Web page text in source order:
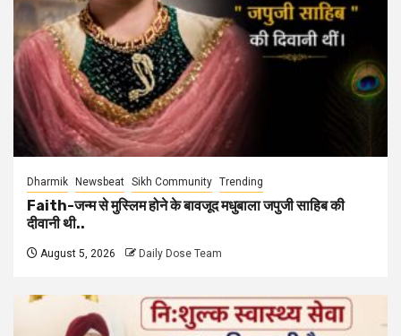
Dharmik Newsbeat Sikh Community Trending
Faith-जन्म से मुस्लिम होने के बावजूद मधुबाला जपुजी साहिब की
दीवानी थी..
August 5, 2026 Daily Dose Team